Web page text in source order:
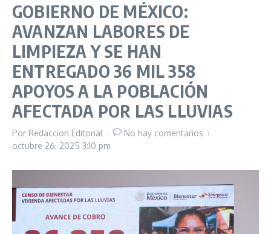
GOBIERNO DE MÉXICO:
AVANZAN LABORES DE
LIMPIEZA Y SE HAN
ENTREGADO 36 MIL 358
APOYOS A LA POBLACIÓN
AFECTADA POR LAS LLUVIAS
Por Redaccion Editorial
No hay comentarios
octubre 26, 2025 3:10 pm